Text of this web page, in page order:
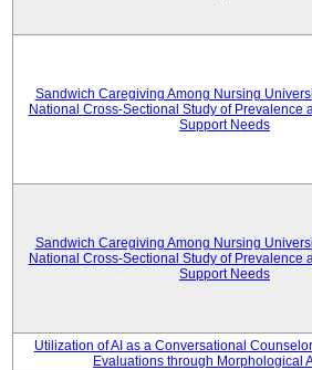
Sandwich Caregiving Among Nursing
National Cross-Sectional Study of Prevalence
Support Needs
Sandwich Caregiving Among Nursing
National Cross-Sectional Study of Prevalence
Support Needs
Utilization of AI as a Conversational
Evaluations through Morphological